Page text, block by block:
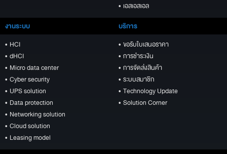
• เอสเอสเอล
งานระบบ
• HCI
• dHCI
• Micro data center
• Cyber security
• UPS solution
• Data protection
• Networking solution
• Cloud solution
• Leasing model
บริการ
• ขอรับใบเสนอราคา
• การชำระเงิน
• การจัดส่งสินค้า
• ระบบสมาชิก
• Technology Update
• Solution Corner